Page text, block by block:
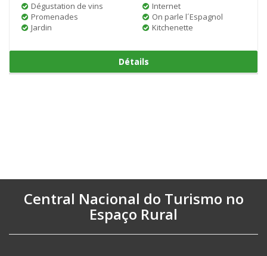
Dégustation de vins
Promenades
Jardin
Internet
On parle l´Espagnol
Kitchenette
Détails
Central Nacional do Turismo no
Espaço Rural